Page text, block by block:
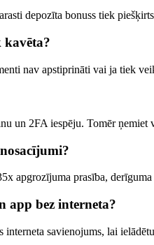
depozīta bonuss tiek
kavēta?
nav apstiprināti vai ja tiek
un 2FA iespēju. Tomēr
apgrozījuma prasība,
app bez interneta?
savienojums, lai